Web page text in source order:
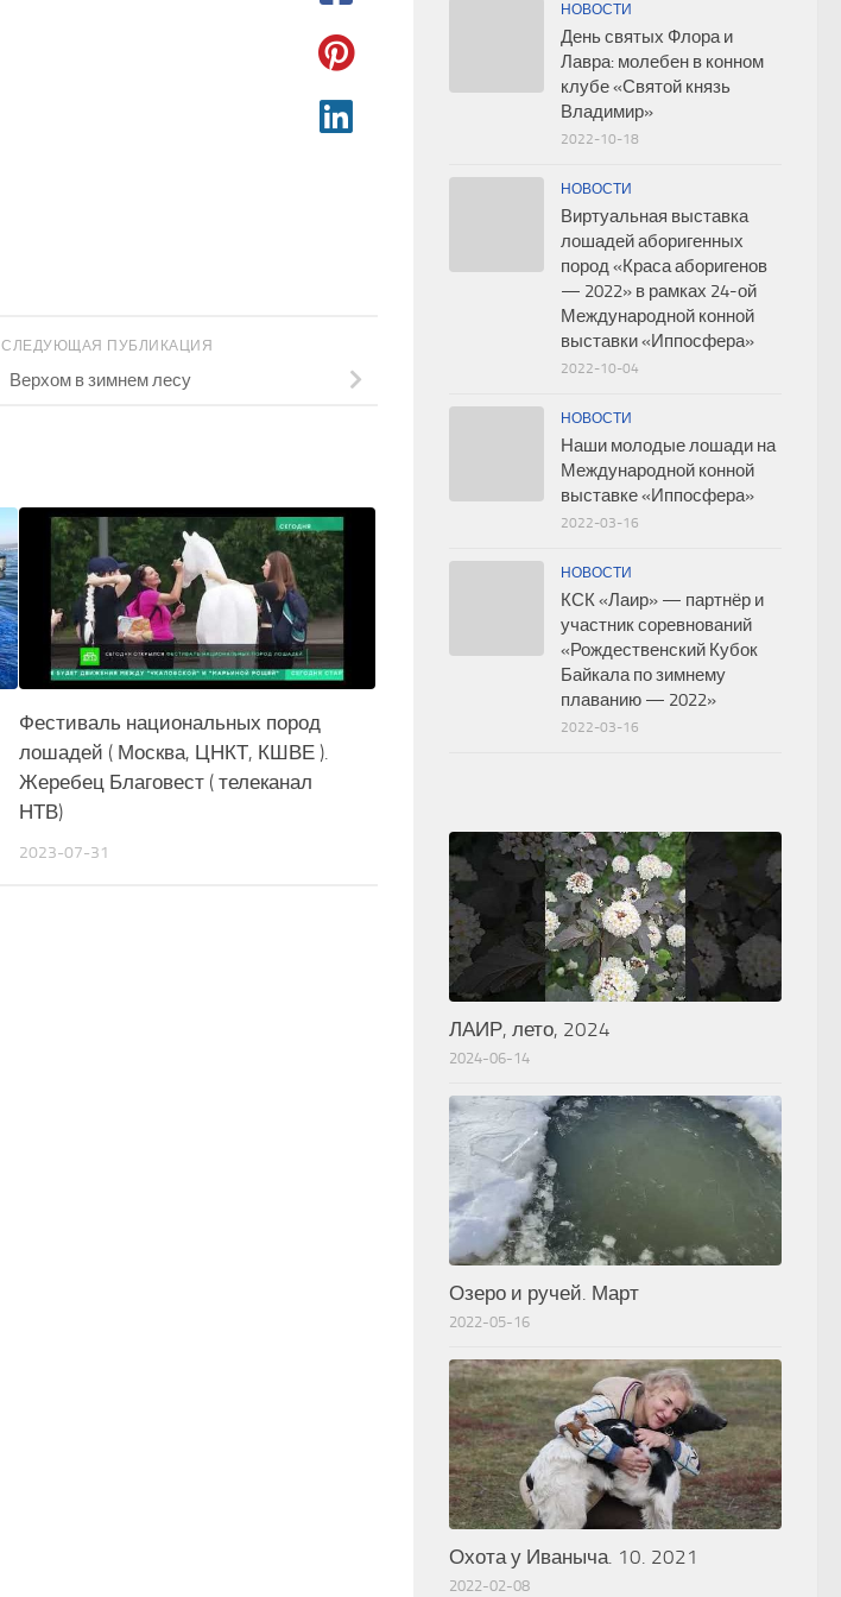
СЛЕДУЮЩАЯ ПУБЛИКАЦИЯ
Верхом в зимнем лесу
Фестиваль национальных пород
лошадей ( Москва, ЦНКТ, КШВЕ ).
Жеребец Благовест ( телеканал
НТВ)
2023-07-31
НОВОСТИ
День святых Флора и
Лавра: молебен в конном
клубе «Святой князь
Владимир»
2022-10-18
НОВОСТИ
Виртуальная выставка
лошадей аборигенных
пород «Краса аборигенов
— 2022» в рамках 24-ой
Международной конной
выставки «Иппосфера»
2022-10-04
НОВОСТИ
Наши молодые лошади на
Международной конной
выставке «Иппосфера»
2022-03-16
НОВОСТИ
КСК «Лаир» — партнёр и
участник соревнований
«Рождественский Кубок
Байкала по зимнему
плаванию — 2022»
2022-03-16
ЛАИР, лето, 2024
2024-06-14
Озеро и ручей. Март
2022-05-16
Охота у Иваныча. 10. 2021
2022-02-08